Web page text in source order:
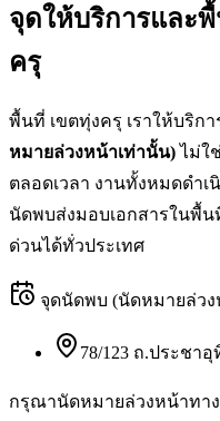
จุดให้บริการและ
ครุ
พื้นที่ เขตทุ่งครุ เราให้บริก
หมายล่วงหน้าเท่านั้น) ไม่ใ
ตลอดเวลา งานทั้งหมดดำ
นัดพบส่งมอบเอกสารในพื้
ด่วนได้ทั่วประเทศ
จุดนัดพบ (นัดหมายล่ว
78/123 ถ.ประชาอุ
กรุณานัดหมายล่วงหน้าทาง